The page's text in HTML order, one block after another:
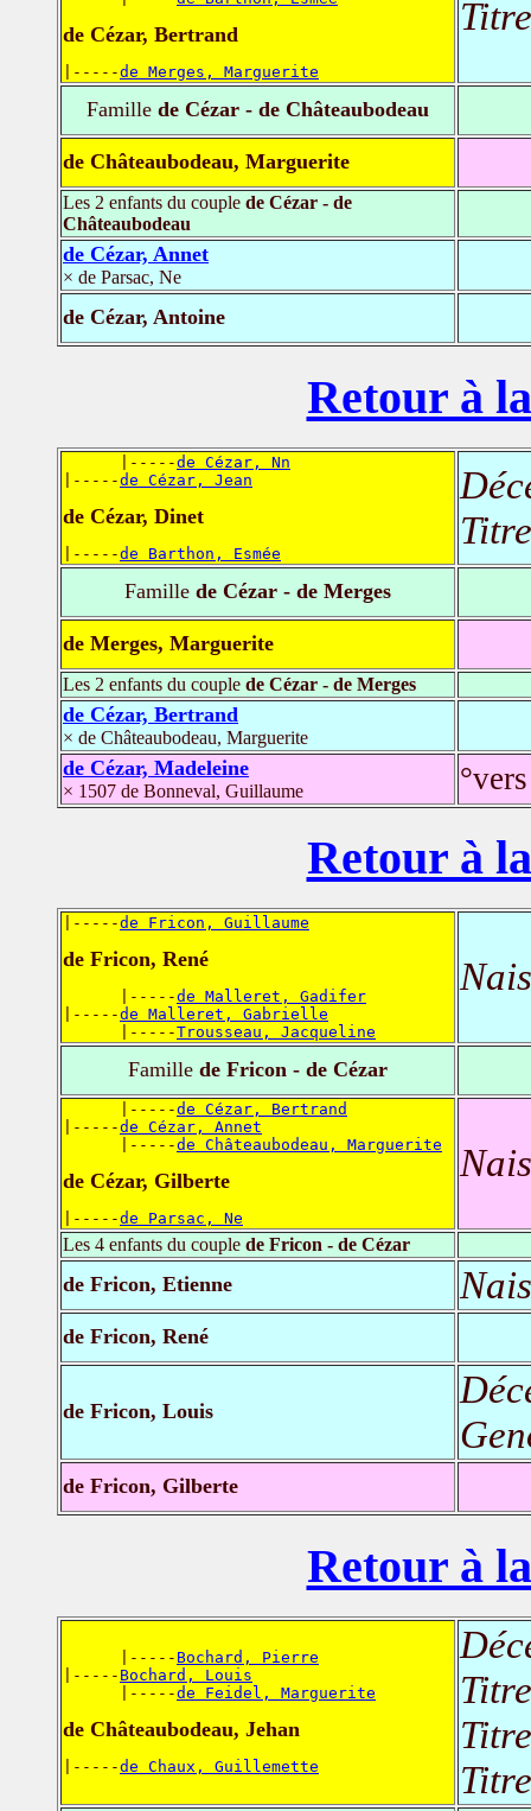
de Cézar, Bertrand
|-----de Merges, Marguerite
Famille de Cézar - de Châteaubodeau
de Châteaubodeau, Marguerite
Les 2 enfants du couple de Cézar - de
Châteaubodeau
de Cézar, Annet
× de Parsac, Ne
de Cézar, Antoine
Retour à
      |-----
de Cézar, Nn
|-----de Cézar, Jean
de Cézar, Dinet
|-----de Barthon, Esmée
Famille de Cézar - de Merges
de Merges, Marguerite
Les 2 enfants du couple de Cézar - de Merges
de Cézar, Bertrand
× de Châteaubodeau, Marguerite
de Cézar, Madeleine
× 1507 de Bonneval, Guillaume
Retour à
|-----de Fricon, Guillaume
de Fricon, René
      |-----
de Malleret, Gadifer
|-----de Malleret, Gabrielle
      |-----
Trousseau, Jacqueline
Famille de Fricon - de Cézar
      |-----
de Cézar, Bertrand
|-----de Cézar, Annet
      |-----
de Châteaubodeau, Marguerite
de Cézar, Gilberte
|-----de Parsac, Ne
Les 4 enfants du couple de Fricon - de Cézar
de Fricon, Etienne
de Fricon, René
de Fricon, Louis
de Fricon, Gilberte
Retour à
      |-----
Bochard, Pierre
|----- Bochard, Louis
      |-----
de Feidel, Marguerite
de Châteaubodeau, Jehan
|-----de Chaux, Guillemette